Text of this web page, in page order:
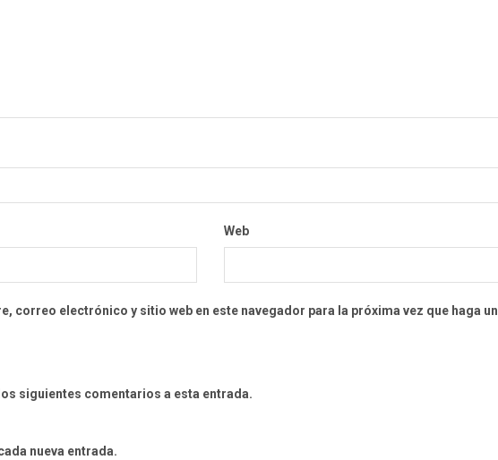
Web
correo electrónico y sitio web en este navegador para la próxima vez que haga un
siguientes comentarios a esta entrada.
nueva entrada.